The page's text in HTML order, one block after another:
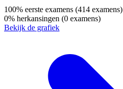
100% eerste examens (414 examens)
0% herkansingen (0 examens)
Bekijk de grafiek